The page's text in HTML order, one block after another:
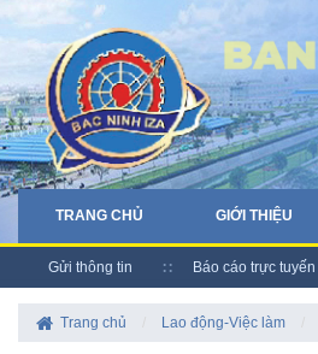
TRANG CHỦ GIỚI THIỆU
Gửi thông tin Báo cáo trực tuyến
Trang chủ Lao động-Việc làm